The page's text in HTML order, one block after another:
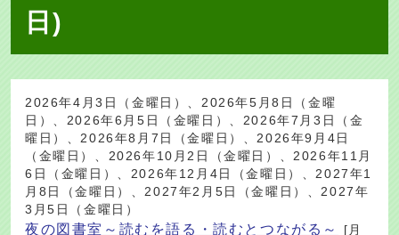
日)
2026年4月3日（金曜日）、2026年5月8日（金曜
日）、2026年6月5日（金曜日）、2026年7月3日（金
曜日）、2026年8月7日（金曜日）、2026年9月4日
（金曜日）、2026年10月2日（金曜日）、2026年11月
6日（金曜日）、2026年12月4日（金曜日）、2027年1
月8日（金曜日）、2027年2月5日（金曜日）、2027年
3月5日（金曜日）
夜の図書室～読むを語る・読むとつながる～
[月